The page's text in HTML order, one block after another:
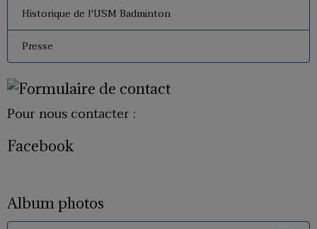
Historique de l'USM Badminton
Presse
Pour nous contacter :
Facebook
Album photos